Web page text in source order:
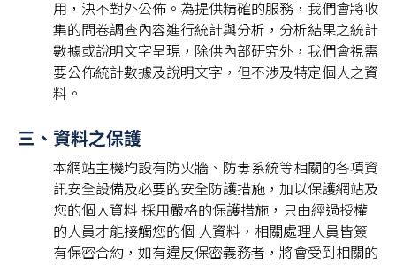
⽤，決不對外公佈。為提供精確的服務，我們會將收
集的問卷調查內容進行統計與分析，分析結果之統計
數據或說明文字呈現，除供內部研究外，我們會視需
要公佈統計數據及說明文字，但不涉及特定個人之資
料。
三、資料之保護
本網站主機均設有防火牆、防毒系統等相關的各項資
訊安全設備及必要的安全防護措施，加以保護網站及
您的個人資料 採用嚴格的保護措施，只由經過授權
的人員才能接觸您的個 人資料，相關處理人員皆簽
有保密合約，如有違反保密義務者，將會受到相關的